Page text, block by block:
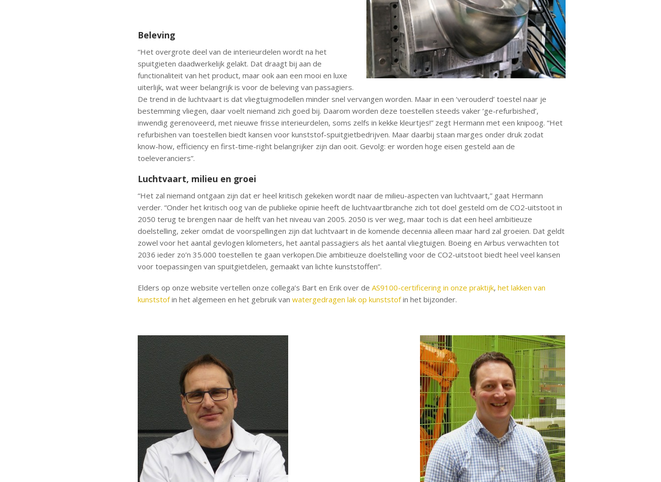
Beleving
“Het overgrote deel van de interieurdelen wordt na het
spuitgieten daadwerkelijk gelakt. Dat draagt bij aan de
functionaliteit van het product, maar ook aan een mooi en luxe
uiterlijk, wat weer belangrijk is voor de beleving van passagiers.
De trend in de luchtvaart is dat vliegtuigmodellen minder snel vervangen worden. Maar in een ‘verouderd’ toestel naar je
bestemming vliegen, daar voelt niemand zich goed bij. Daarom worden deze toestellen steeds vaker ‘ge-refurbished’,
inwendig gerenoveerd, met nieuwe frisse interieurdelen, soms zelfs in kekke kleurtjes!” zegt Hermann met een knipoog. “Het
refurbishen van toestellen biedt kansen voor kunststof-spuitgietbedrijven. Maar daarbij staan marges onder druk zodat
know-how, efficiency en first-time-right belangrijker zijn dan ooit. Gevolg: er worden hoge eisen gesteld aan de
toeleveranciers”.
Luchtvaart, milieu en groei
“Het zal niemand ontgaan zijn dat er heel kritisch gekeken wordt naar de milieu-aspecten van luchtvaart,” gaat Hermann
verder. “Onder het kritisch oog van de publieke opinie heeft de luchtvaartbranche zich tot doel gesteld om de CO2-uitstoot in
2050 terug te brengen naar de helft van het niveau van 2005. 2050 is ver weg, maar toch is dat een heel ambitieuze
doelstelling, zeker omdat de voorspellingen zijn dat luchtvaart in de komende decennia alleen maar hard zal groeien. Dat geldt
zowel voor het aantal gevlogen kilometers, het aantal passagiers als het aantal vliegtuigen. Boeing en Airbus verwachten tot
2036 ieder zo’n 35.000 toestellen te gaan verkopen.Die ambitieuze doelstelling voor de CO2-uitstoot biedt heel veel kansen
voor toepassingen van spuitgietdelen, gemaakt van lichte kunststoffen”.
Elders op onze website vertellen onze collega’s Bart en Erik over de AS9100-certificering in onze praktijk, het lakken van
kunststofin het algemeen en het gebruik van watergedragen lak op kunststofin het bijzonder.